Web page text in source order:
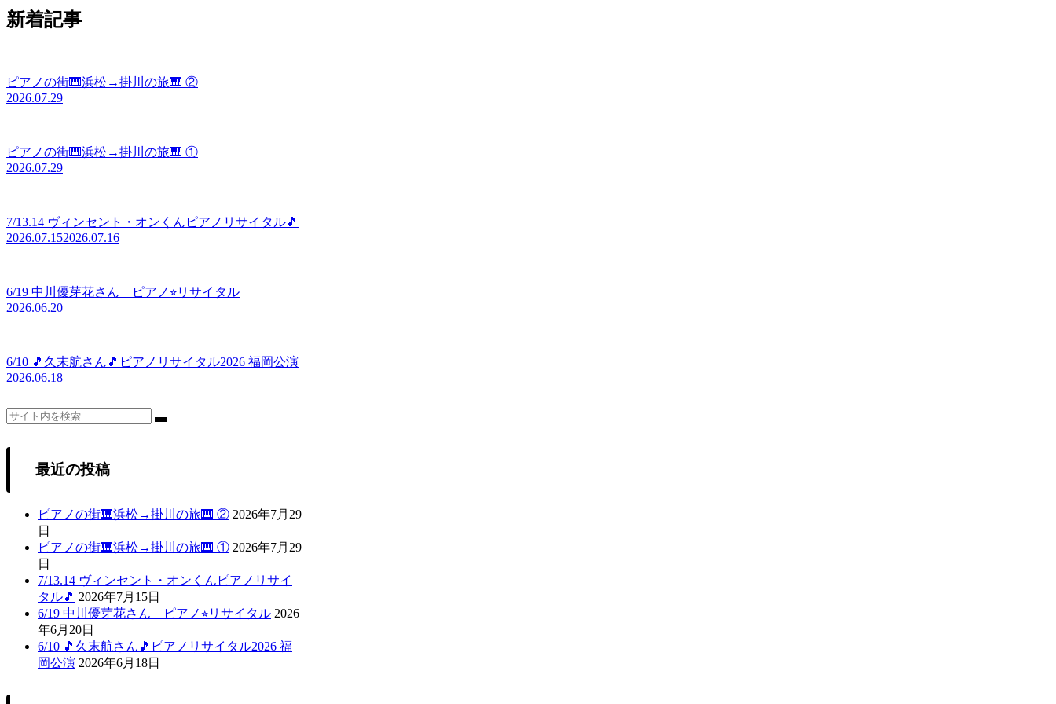
新着記事
ピアノの街🎹浜松→掛川の旅🎹 ②
2026.07.29
ピアノの街🎹浜松→掛川の旅🎹 ①
2026.07.29
7/13.14 ヴィンセント・オンくんピアノリサイタル🎵
2026.07.152026.07.16
6/19 中川優芽花さん ピアノ⭐︎リサイタル
2026.06.20
6/10 🎵久末航さん🎵ピアノリサイタル2026 福岡公演
2026.06.18
最近の投稿
ピアノの街🎹浜松→掛川の旅🎹 ② 2026年7月29
日
ピアノの街🎹浜松→掛川の旅🎹 ① 2026年7月29
日
7/13.14 ヴィンセント・オンくんピアノリサイ
タル🎵 2026年7月15日
6/19 中川優芽花さん ピアノ⭐︎リサイタル 2026
年6月20日
6/10 🎵久末航さん🎵ピアノリサイタル2026 福
岡公演 2026年6月18日